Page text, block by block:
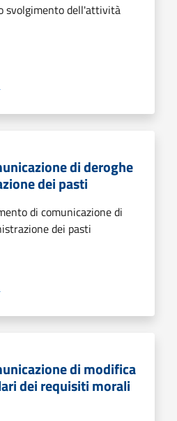
svolgimento dell'attività
di deroghe
dei pasti
di comunicazione di
dei pasti
di modifica
dei requisiti morali